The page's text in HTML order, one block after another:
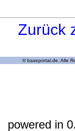
Zurück
© baseportal.de. Alle
powered in